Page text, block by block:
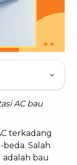
AC bau
terkadang
Salah
bau